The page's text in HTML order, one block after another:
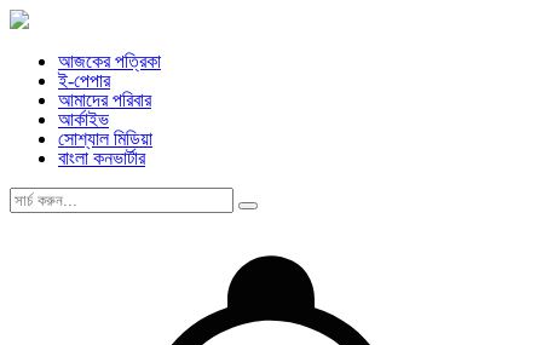
আজকের পত্রিকা
ই-পেপার
আমাদের পরিবার
আর্কাইভ
সোশ্যাল মিডিয়া
বাংলা কনভার্টার